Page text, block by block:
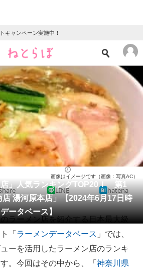
キャンペーン実施中！
ニュース
クイズ
地域
教育・育児
リサーチ
ページ
レンド
」人気ランキングTOP20！ 第1
湯河原本店」【2024年6月17日時
ータベース】
画像はイメージです（画像：写真AC）
LINE hatena
ラーメン店を紹介する日本最大級
「 ラーメンデータベース 」では、
ーを活用したラーメン店のランキ
。今回はその中から、「 神奈川県